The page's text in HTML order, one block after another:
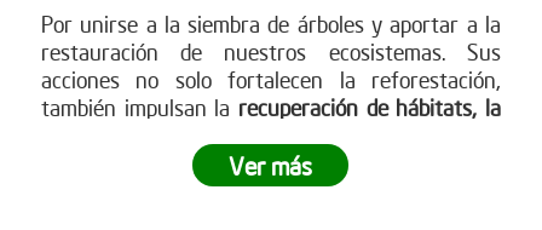
Por unirse a la siembra de árboles y aportar a la
restauración de nuestros ecosistemas. Sus
acciones no solo fortalecen la reforestación,
también impulsan la recuperación de hábitats, la
sostenible para todos. Empresas como ustedes
marcan la diferencia y nos inspiran a seguir
Ver más